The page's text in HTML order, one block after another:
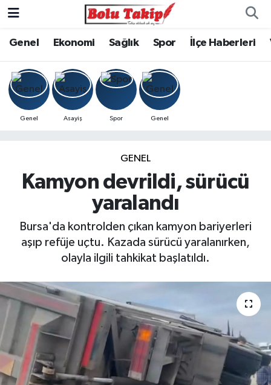
Genel Ekonomi Sağlık Spor İlçe Haberleri
Genel Asayiş Spor Genel
GENEL
Kamyon devrildi, sürücü
yaralandı
Bursa'da kontrolden çıkan kamyon bariyerleri
aşıp refüje uçtu. Kazada sürücü yaralanırken,
olayla ilgili tahkikat başlatıldı.